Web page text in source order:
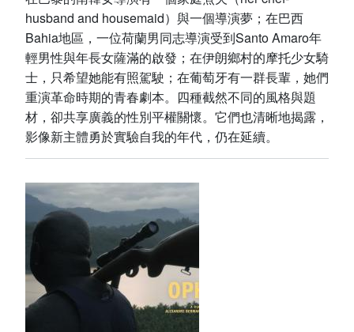
husband and housemaid）與一個導演夢；在巴西
Bahia地區，一位荷蘭男同志導演受到Santo Amaro年
輕男性與年長女薩滿的啟發；在伊朗鄉村的摩托少女騎
士，只希望她能有照駕駛；在葡萄牙有一群長輩，她們
重演革命時期的青春劇本。四種截然不同的風格與題
材，卻共享廣義的性別平權關懷。它們也清晰地揭露，
影像新主體勇於實驗自我的年代，仍在延續。